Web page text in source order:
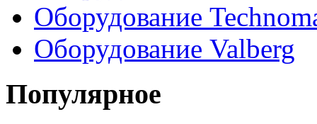
Оборудование
Оборудование Valberg
Популярное